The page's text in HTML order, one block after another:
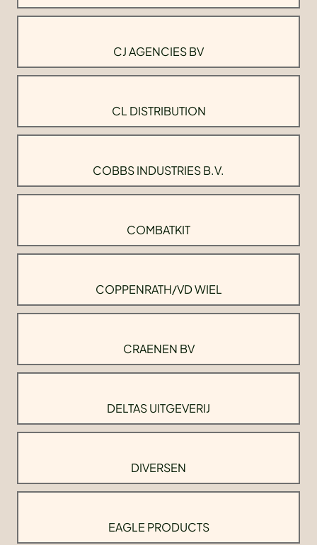
CJ AGENCIES BV
CL DISTRIBUTION
COBBS INDUSTRIES B.V.
COMBATKIT
COPPENRATH/VD WIEL
CRAENEN BV
DELTAS UITGEVERIJ
DIVERSEN
EAGLE PRODUCTS